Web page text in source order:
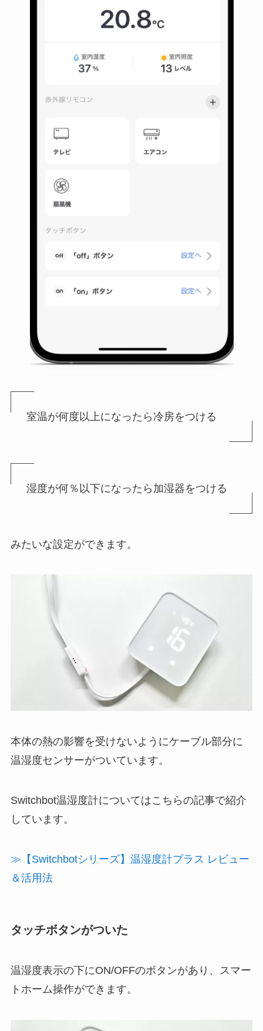
室温が何度以上になったら冷房をつける
湿度が何％以下になったら加湿器をつける
みたいな設定ができます。
本体の熱の影響を受けないようにケーブル部分に
温湿度センサーがついています。
Switchbot温湿度計についてはこちらの記事で紹介
しています。
≫【Switchbotシリーズ】温湿度計プラス レビュー
＆活用法
タッチボタンがついた
温湿度表示の下にON/OFFのボタンがあり、スマー
トホーム操作ができます。